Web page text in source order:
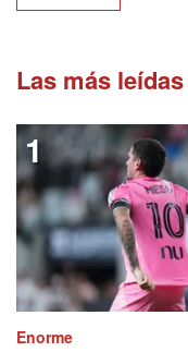
Las más leídas
Enorme